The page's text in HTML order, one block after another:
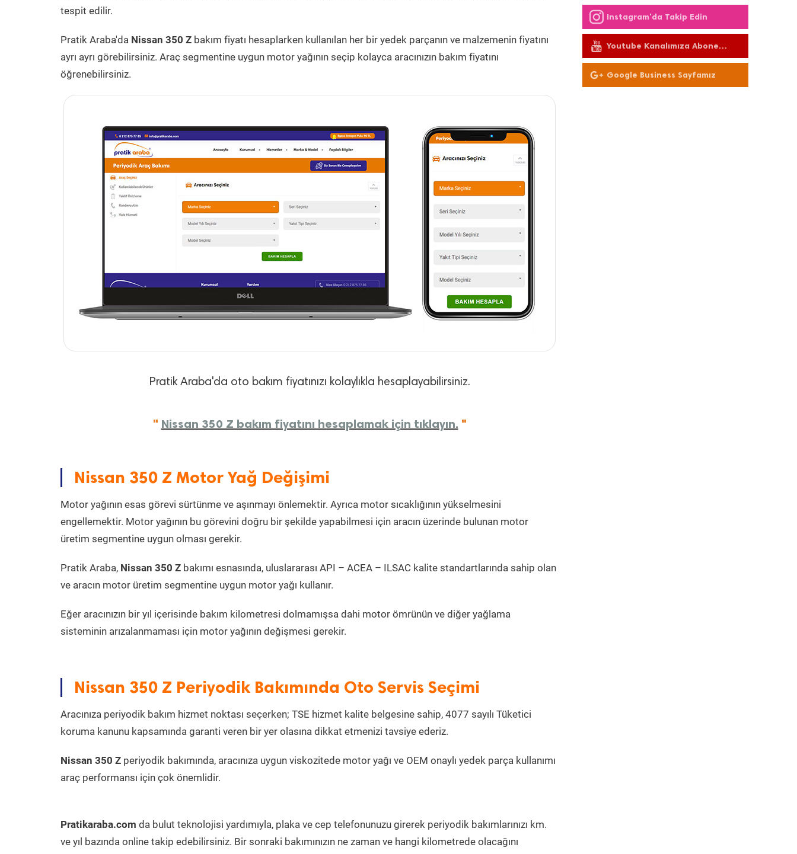
tespit edilir.
Pratik Araba'da Nissan 350 Z bakım fiyatı hesaplarken kullanılan her bir yedek parçanın ve malzemenin fiyatını
ayrı ayrı görebilirsiniz. Araç segmentine uygun motor yağının seçip kolayca aracınızın bakım fiyatını
öğrenebilirsiniz.
Pratik Araba'da oto bakım fiyatınızı kolaylıkla hesaplayabilirsiniz.
" Nissan 350 Z bakım fiyatını hesaplamak için tıklayın. "
Nissan 350 Z Motor Yağ Değişimi
Motor yağının esas görevi sürtünme ve aşınmayı önlemektir. Ayrıca motor sıcaklığının yükselmesini
engellemektir. Motor yağının bu görevini doğru bir şekilde yapabilmesi için aracın üzerinde bulunan motor
üretim segmentine uygun olması gerekir.
Pratik Araba, Nissan 350 Z bakımı esnasında, uluslararası API – ACEA – ILSAC kalite standartlarında sahip olan
ve aracın motor üretim segmentine uygun motor yağı kullanır.
Eğer aracınızın bir yıl içerisinde bakım kilometresi dolmamışsa dahi motor ömrünün ve diğer yağlama
sisteminin arızalanmaması için motor yağının değişmesi gerekir.
Nissan 350 Z Periyodik Bakımında Oto Servis Seçimi
Aracınıza periyodik bakım hizmet noktası seçerken; TSE hizmet kalite belgesine sahip, 4077 sayılı Tüketici
koruma kanunu kapsamında garanti veren bir yer olasına dikkat etmenizi tavsiye ederiz.
Nissan 350 Z periyodik bakımında, aracınıza uygun viskozitede motor yağı ve OEM onaylı yedek parça kullanımı
araç performansı için çok önemlidir.
Pratikaraba.com da bulut teknolojisi yardımıyla, plaka ve cep telefonunuzu girerek periyodik bakımlarınızı km.
ve yıl bazında online takip edebilirsiniz. Bir sonraki bakımınızın ne zaman ve hangi kilometrede olacağını
Instagram'da Takip Edin
Youtube Kanalımıza Abone
Olun
Google Business Sayfamız